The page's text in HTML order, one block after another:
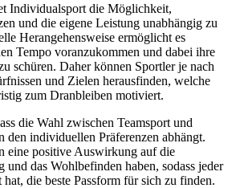
Individualsport die Möglichkeit,
und die eigene Leistung unabhängig zu
Herangehensweise ermöglicht es
Tempo voranzukommen und dabei ihre
schüren. Daher können Sportler je nach
und Zielen herausfinden, welche
zum Dranbleiben motiviert.
die Wahl zwischen Teamsport und
den individuellen Präferenzen abhängt.
eine positive Auswirkung auf die
das Wohlbefinden haben, sodass jeder
die beste Passform für sich zu finden.